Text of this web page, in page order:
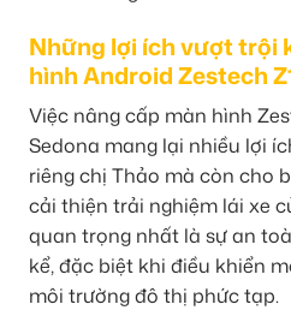
Những lợi ích vượt trội
hình Android Zestech
Việc nâng cấp màn hình
Sedona mang lại nhiều lợi
riêng chị Thảo mà còn cho
cải thiện trải nghiệm lái xe
quan trọng nhất là sự an
kể, đặc biệt khi điều khiển
môi trường đô thị phức tạp.